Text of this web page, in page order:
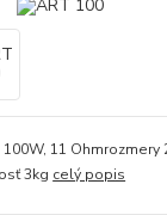
100W, 11 Ohmrozmery
3kg celý popis